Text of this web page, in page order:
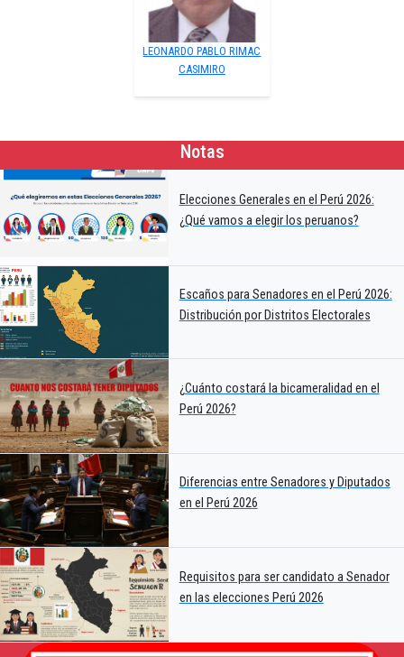
LEONARDO PABLO RIMAC
CASIMIRO
Notas
Elecciones Generales en el Perú 2026:
¿Qué vamos a elegir los peruanos?
Escaños para Senadores en el Perú 2026:
Distribución por Distritos Electorales
¿Cuánto costará la bicameralidad en el
Perú 2026?
Diferencias entre Senadores y Diputados
en el Perú 2026
Requisitos para ser candidato a Senador
en las elecciones Perú 2026